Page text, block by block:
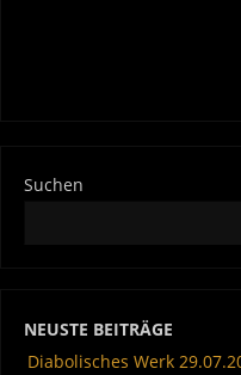
Suchen
NEUSTE BEITRÄGE
Diabolisches Werk